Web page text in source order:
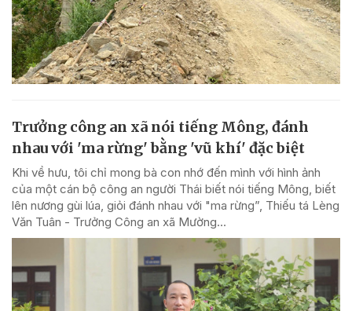
Trưởng công an xã nói tiếng Mông, đánh
nhau với 'ma rừng' bằng 'vũ khí' đặc biệt
Khi về hưu, tôi chỉ mong bà con nhớ đến mình với hình ảnh
của một cán bộ công an người Thái biết nói tiếng Mông, biết
lên nương gùi lúa, giỏi đánh nhau với "ma rừng”, Thiếu tá Lèng
Văn Tuân - Trưởng Công an xã Mường...